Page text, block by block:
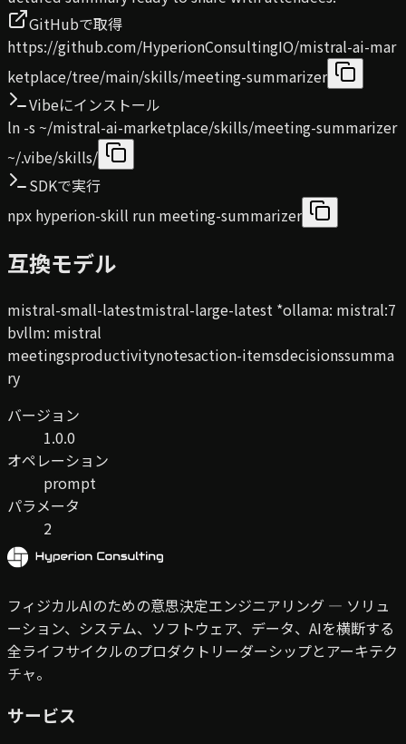
GitHubで取得
https://github.com/HyperionConsultingIO/mistral-ai-mar
ketplace/tree/main/skills/meeting-summarizer
Vibeにインストール
ln -s ~/mistral-ai-marketplace/skills/meeting-summarizer
~/.vibe/skills/
SDKで実行
npx hyperion-skill run meeting-summarizer
互換モデル
mistral-small-latestmistral-large-latest *ollama: mistral:7
bvllm: mistral
meetingsproductivitynotesaction-itemsdecisionssumma
ry
バージョン
1.0.0
オペレーション
prompt
パラメータ
2
フィジカルAIのための意思決定エンジニアリング — ソリュ
ーション、システム、ソフトウェア、データ、AIを横断する
全ライフサイクルのプロダクトリーダーシップとアーキテク
チャ。
サービス